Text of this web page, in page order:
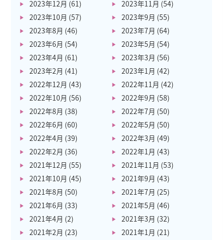
2023年12月 (61) 2023年11月 (54)
2023年10月 (57) 2023年9月 (55)
2023年8月 (46) 2023年7月 (64)
2023年6月 (54) 2023年5月 (54)
2023年4月 (61) 2023年3月 (56)
2023年2月 (41) 2023年1月 (42)
2022年12月 (43) 2022年11月 (42)
2022年10月 (56) 2022年9月 (58)
2022年8月 (38) 2022年7月 (50)
2022年6月 (60) 2022年5月 (50)
2022年4月 (39) 2022年3月 (49)
2022年2月 (36) 2022年1月 (43)
2021年12月 (55) 2021年11月 (53)
2021年10月 (45) 2021年9月 (43)
2021年8月 (50) 2021年7月 (25)
2021年6月 (33) 2021年5月 (46)
2021年4月 (2) 2021年3月 (32)
2021年2月 (23) 2021年1月 (21)